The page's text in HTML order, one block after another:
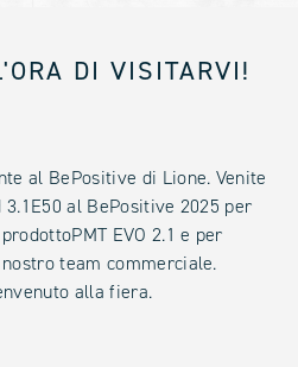
DI VISITARVI!
al BePositive di Lione. Venite
al BePositive 2025 per
EVO 2.1 e per
team commerciale.
alla fiera.